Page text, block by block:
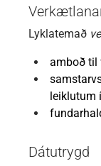
Lyklatemað
amboð til
leiklutum
Dátutrygd